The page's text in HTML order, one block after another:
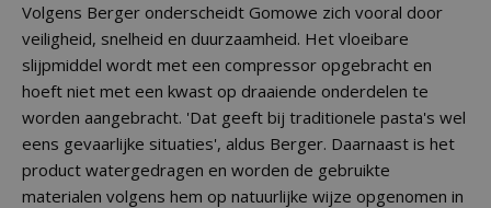
Volgens Berger onderscheidt Gomowe zich vooral door
veiligheid, snelheid en duurzaamheid. Het vloeibare
slijpmiddel wordt met een compressor opgebracht en
hoeft niet met een kwast op draaiende onderdelen te
worden aangebracht. 'Dat geeft bij traditionele pasta's wel
eens gevaarlijke situaties', aldus Berger. Daarnaast is het
product watergedragen en worden de gebruikte
materialen volgens hem op natuurlijke wijze opgenomen in